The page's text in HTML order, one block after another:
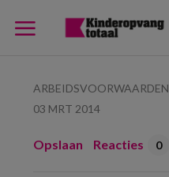
ARBEIDSVOORWAARDEN
03 MRT 2014
Opslaan Reacties 0